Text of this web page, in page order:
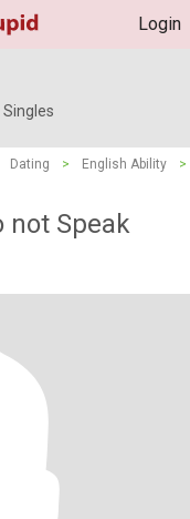
Login
Dating > English Ability
>
not Speak